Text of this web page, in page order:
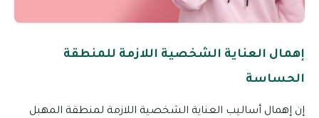
إهمال العناية الشخصية اللازمة للمنطقة
الحساسة
إن إهمال أساليب العناية الشخصية اللازمة لمنطقة المهبل